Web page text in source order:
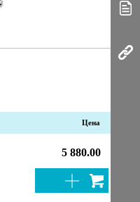
Цена
5 880.00